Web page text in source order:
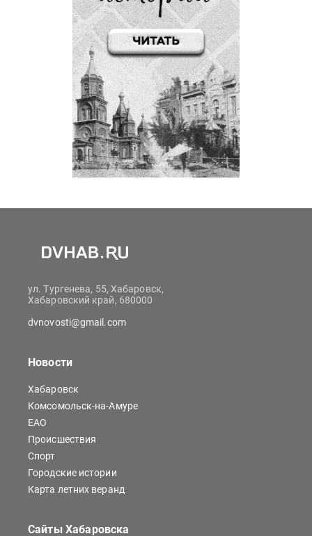
ул. Тургенева, 55, Хабаровск,
Хабаровский край, 680000
dvnovosti@gmail.com
Новости
Хабаровск
Комсомольск-на-Амуре
ЕАО
Происшествия
Спорт
Городские истории
Карта летних веранд
Сайты Хабаровска